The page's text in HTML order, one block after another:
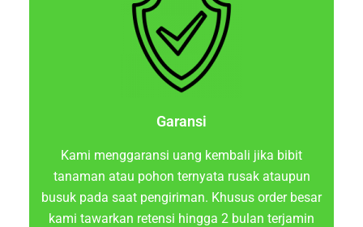
Garansi
Kami menggaransi uang kembali jika bibit
tanaman atau pohon ternyata rusak ataupun
busuk pada saat pengiriman. Khusus order besar
kami tawarkan retensi hingga 2 bulan terjamin